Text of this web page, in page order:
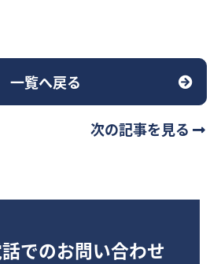
一覧へ戻る
次の記事を見る
でのお問い合わせ